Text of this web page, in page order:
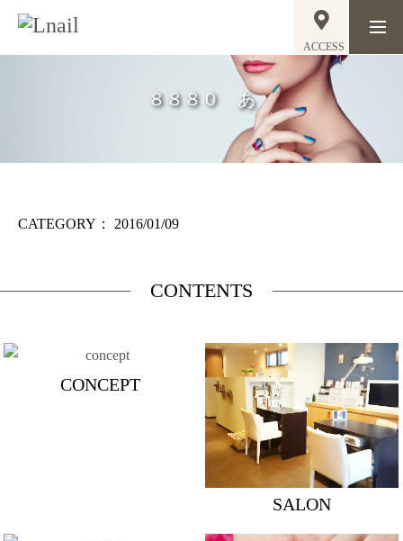
ACCESS
８８８０ あ
CATEGORY： 2016/01/09
CONTENTS
CONCEPT
SALON